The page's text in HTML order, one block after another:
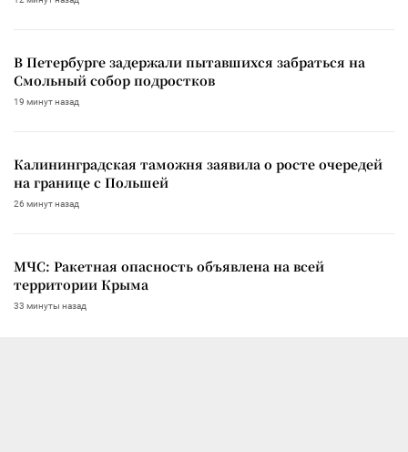
В Петербурге задержали пытавшихся забраться на
Смольный собор подростков
19 минут назад
Калининградская таможня заявила о росте очередей
на границе с Польшей
26 минут назад
МЧС: Ракетная опасность объявлена на всей
территории Крыма
33 минуты назад